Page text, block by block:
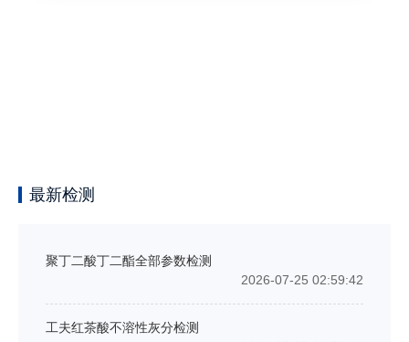
最新检测
聚丁二酸丁二酯全部参数检测
2026-07-25 02:59:42
工夫红茶酸不溶性灰分检测